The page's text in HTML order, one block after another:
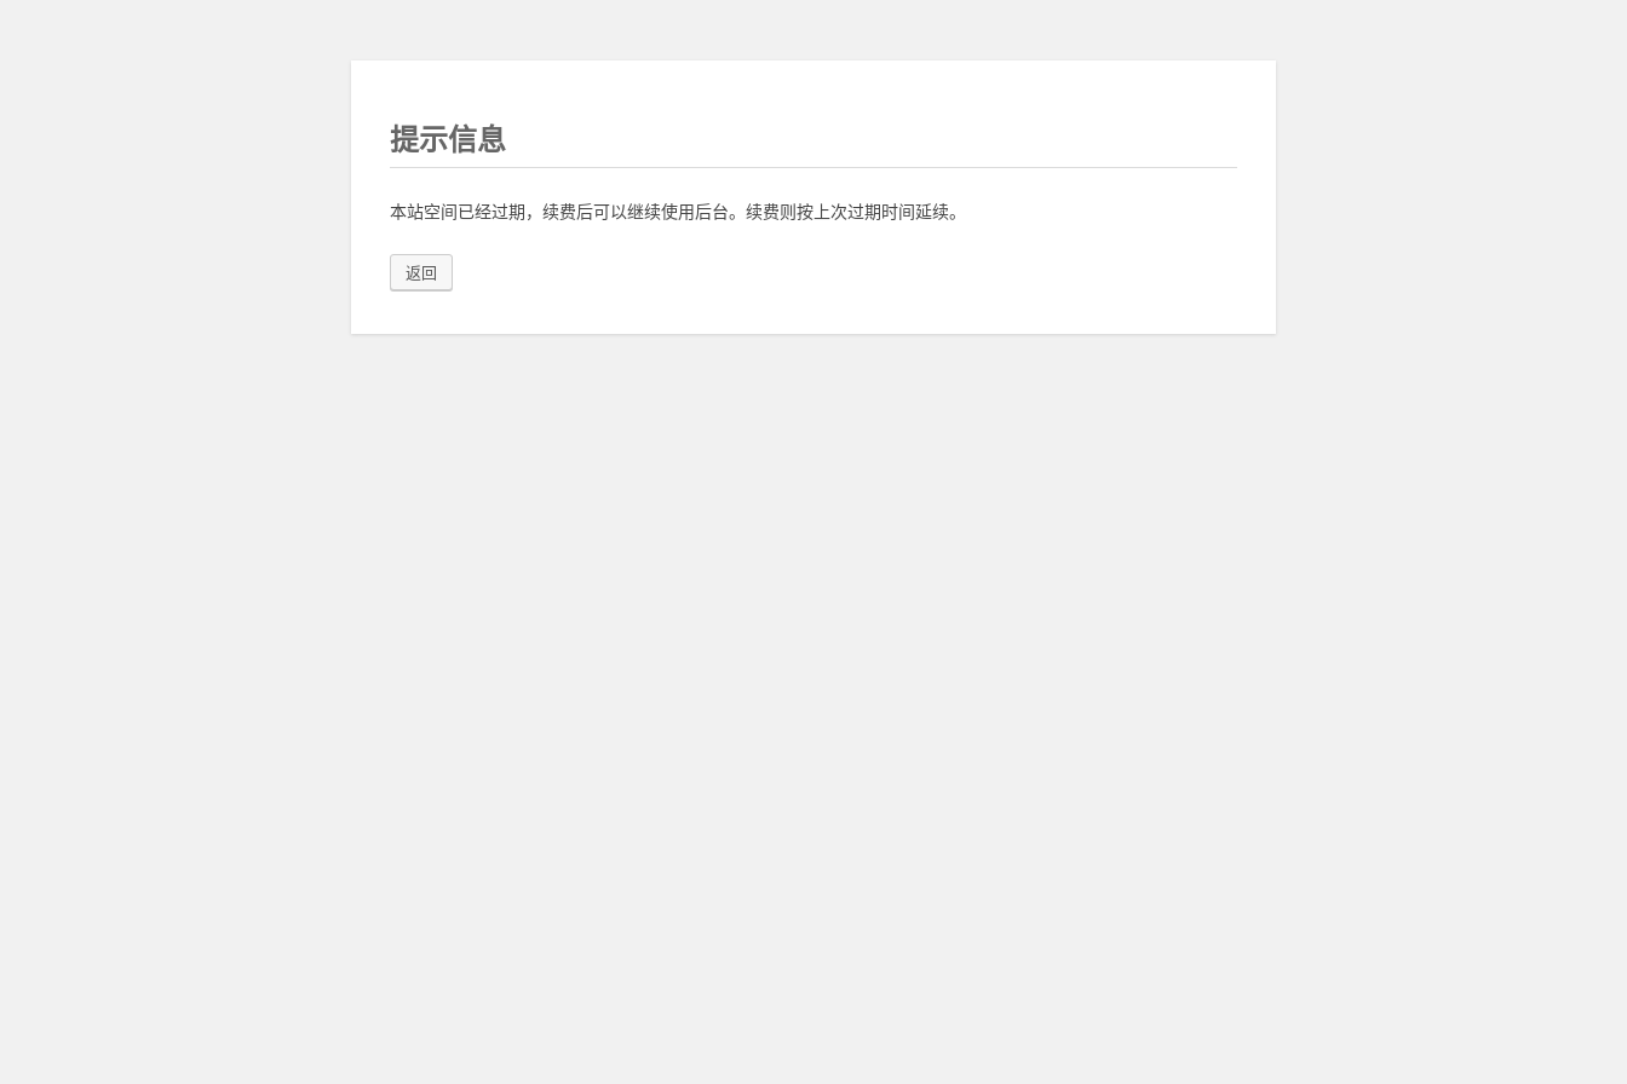
提示信息
本站空间已经过期，续费后可以继续使用后台。续费则按上次过期时间延续。
返回